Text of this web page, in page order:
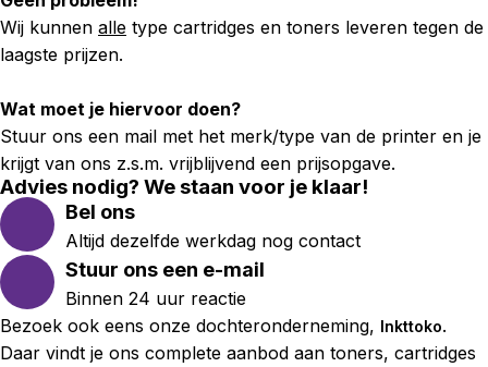
Wij kunnen alle type cartridges en toners leveren tegen de
laagste prijzen.
Wat moet je hiervoor doen?
Stuur ons een mail met het merk/type van de printer en je
krijgt van ons z.s.m. vrijblijvend een prijsopgave.
Advies nodig? We staan voor je klaar!
Bel ons
Altijd dezelfde werkdag nog contact
Stuur ons een e-mail
Binnen 24 uur reactie
Bezoek ook eens onze dochteronderneming, Inkttoko.
Daar vindt je ons complete aanbod aan toners, cartridges